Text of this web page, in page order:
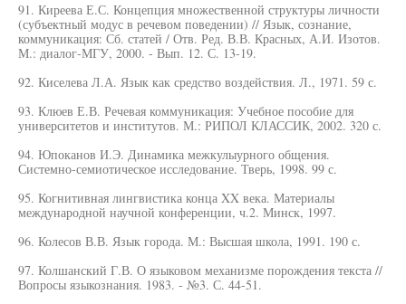
91. Киреева Е.С. Концепция множественной структуры личности
(субъектный модус в речевом поведении) // Язык, сознание,
коммуникация: Сб. статей / Отв. Ред. В.В. Красных, А.И. Изотов.
М.: диалог-МГУ, 2000. - Вып. 12. С. 13-19.
92. Киселева Л.А. Язык как средство воздействия. Л., 1971. 59 с.
93. Клюев Е.В. Речевая коммуникация: Учебное пособие для
университетов и институтов. М.: РИПОЛ КЛАССИК, 2002. 320 с.
94. Юпоканов И.Э. Динамика межкулыурного общения.
Системно-семиотическое исследование. Тверь, 1998. 99 с.
95. Когнитивная лингвистика конца XX века. Материалы
международной научной конференции, ч.2. Минск, 1997.
96. Колесов В.В. Язык города. М.: Высшая школа, 1991. 190 с.
97. Колшанский Г.В. О языковом механизме порождения текста //
Вопросы языкознания. 1983. - №3. С. 44-51.